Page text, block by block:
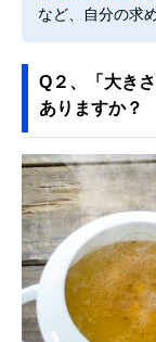
など、自分の求
Q２、「大き
ありますか？